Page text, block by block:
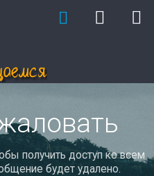
получить доступ ко всем
будет удалено.